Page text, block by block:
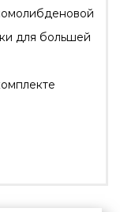
для большей